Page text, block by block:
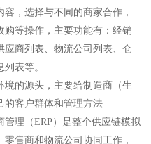
，选择与不同的商家合作，
等操作，主要功能有：经销
商列表、物流公司列表、仓
表等。
境的源头，主要给制造商（生
的客户群体和管理方法
理（ERP）是整个供应链模拟
售商和物流公司协同工作，